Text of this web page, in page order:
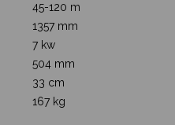
45-120 m
1357 mm
7 kw
504 mm
33 cm
167 kg